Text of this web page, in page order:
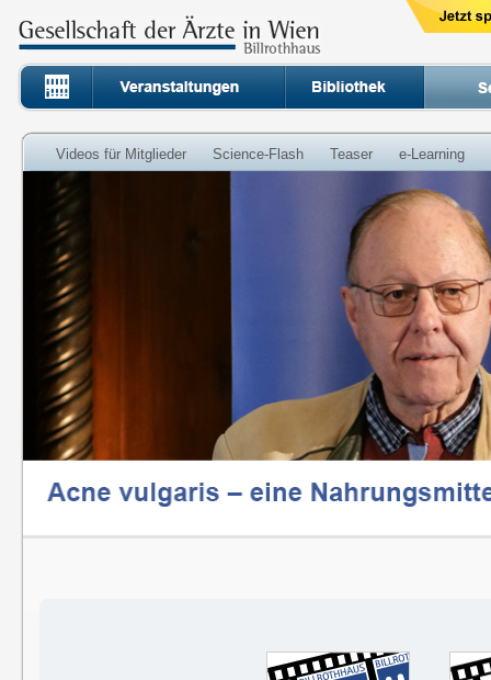
Videos für Mitglieder Science-Flash Teaser e-Learning